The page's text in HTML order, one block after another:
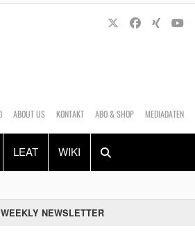
ABOUT US KONTAKT ABO & SHOP MEDIADATEN
LEAT WIKI
Alles Shop
WEEKLY NEWSLETTER